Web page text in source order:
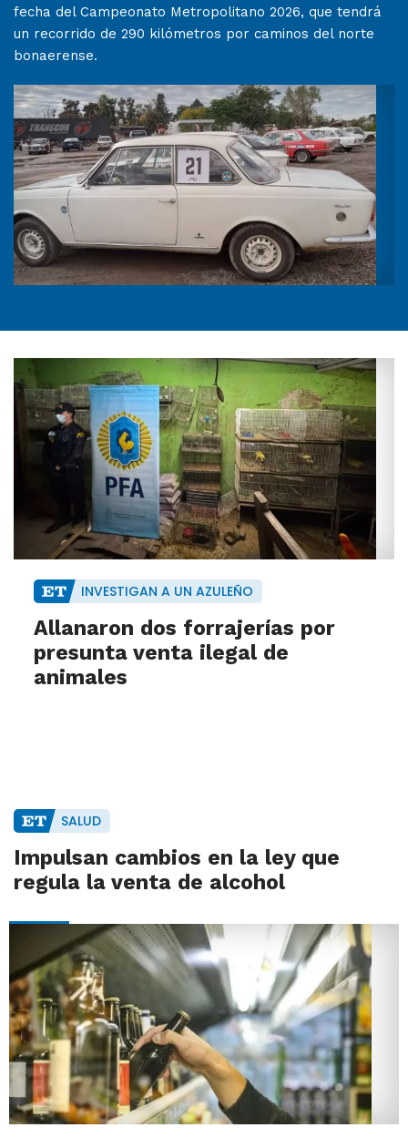
fecha del Campeonato Metropolitano 2026, que tendrá
un recorrido de 290 kilómetros por caminos del norte
bonaerense.
INVESTIGAN A UN AZULEÑO
Allanaron dos forrajerías por
presunta venta ilegal de
animales
SALUD
Impulsan cambios en la ley que
regula la venta de alcohol